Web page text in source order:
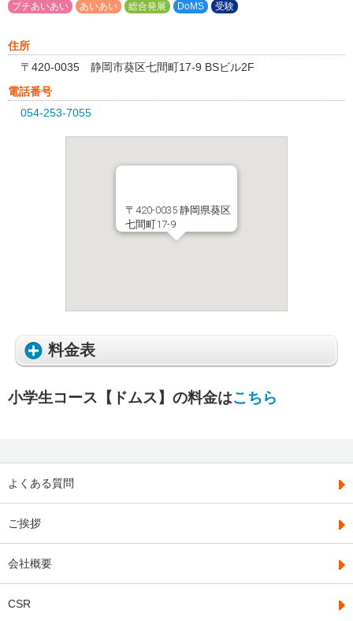
プチあいあい あいあい 総合発展 DoMS 受験
住所
〒420-0035 静岡市葵区七間町17-9 BSビル2F
電話番号
054-253-7055
〒420-0035 静岡県葵区
七間町17-9
料金表
小学生コース【ドムス】の料金はこちら
よくある質問
ご挨拶
会社概要
CSR